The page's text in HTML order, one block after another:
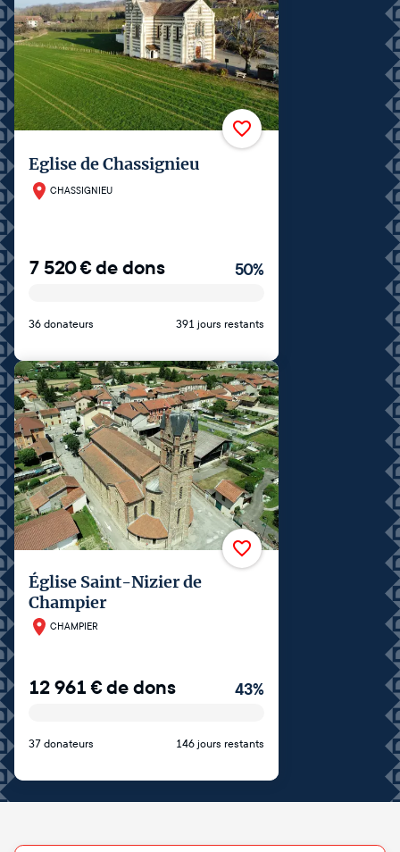
Eglise de Chassignieu
CHASSIGNIEU
7 520€de dons 50%
36 donateurs 391 jours restants
Église Saint-Nizier de
Champier
CHAMPIER
12 961€de dons 43%
37 donateurs 146 jours restants